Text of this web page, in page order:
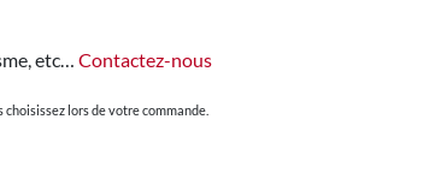
etc… Contactez-nous
lors de votre commande.